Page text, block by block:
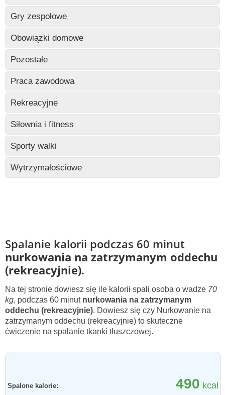
Wczytywanie
Gry zespołowe
Wczytywanie
Obowiązki domowe
Wczytywanie
Pozostałe
Praca zawodowa
Wczytywanie
Rekreacyjne
Wczytywanie
Siłownia i fitness
Wczytywanie
Sporty walki
Wczytywanie
Wytrzymałościowe
Spalanie kalorii podczas 60 minut
nurkowania na zatrzymanym oddechu
(rekreacyjnie).
Na tej stronie dowiesz się ile kalorii spali osoba o wadze 70
kg, podczas 60 minut nurkowania na zatrzymanym
oddechu (rekreacyjnie). Dowiesz się czy Nurkowanie na
zatrzymanym oddechu (rekreacyjnie) to skuteczne
ćwiczenie na spalanie tkanki tłuszczowej.
Spalone kalorie: 490 kcal